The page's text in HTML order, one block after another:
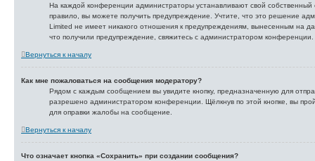
На каждой конференции администраторы устанавливают свой
правило, вы можете получить предупреждение. Учтите, что это решение
Limited не имеет никакого отношения к предупреждениям, вынесенным на
что получили предупреждение, свяжитесь с администратором конференции.
Вернуться к началу
Как мне пожаловаться на сообщения модератору?
Рядом с каждым сообщением вы увидите кнопку, предназначенную для
разрешено администратором конференции. Щёлкнув по этой кнопке, вы
для оправки жалобы на сообщение.
Вернуться к началу
Что означает кнопка «Сохранить» при создании сообщения?